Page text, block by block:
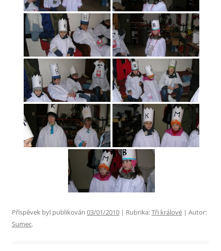
Příspěvek byl publikován 03/01/2010 | Rubrika:Tři králové | Autor:
Sumec.